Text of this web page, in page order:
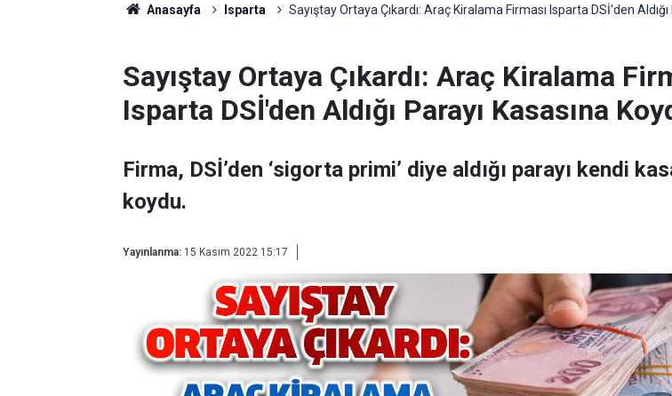
Anasayfa Isparta Sayıştay Ortaya Çıkardı: Araç Kiralama Firması Isparta DSİ'den Aldığı
Sayıştay Ortaya Çıkardı: Araç Kiralama
Isparta DSİ'den Aldığı Parayı Kasasına
Firma, DSİ’den ‘sigorta primi’ diye aldığı parayı kendi
koydu.
Yayınlanma: 15 Kasım 2022 15:17